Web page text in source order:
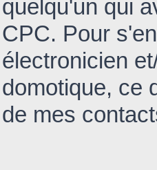
quelqu'un qui
CPC. Pour
électronicien
domotique, ce
de mes